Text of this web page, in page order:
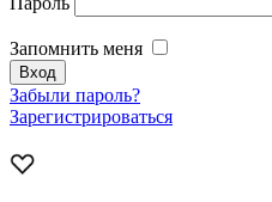
Запомнить меня
Забыли пароль?
Зарегистрироваться